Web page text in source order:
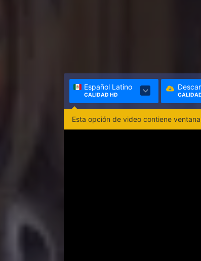
Español Latino
CALIDAD HD
Esta opción de video contiene